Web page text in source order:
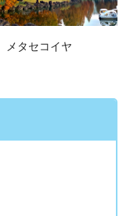
メタセコイヤ